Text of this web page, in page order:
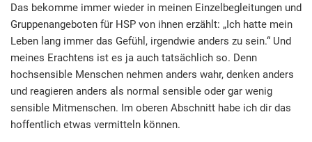
Das bekomme immer wieder in meinen Einzelbegleitungen und
Gruppenangeboten für HSP von ihnen erzählt: „Ich hatte mein
Leben lang immer das Gefühl, irgendwie anders zu sein.“ Und
meines Erachtens ist es ja auch tatsächlich so. Denn
hochsensible Menschen nehmen anders wahr, denken anders
und reagieren anders als normal sensible oder gar wenig
sensible Mitmenschen. Im oberen Abschnitt habe ich dir das
hoffentlich etwas vermitteln können.